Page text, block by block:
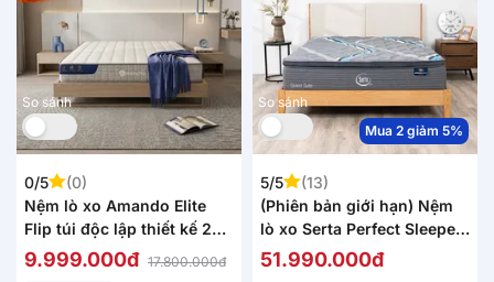
So sánh
0/5
(0)
Nệm lò xo Amando Elite
Flip túi độc lập thiết kế 2
mặt linh hoạt dày 24cm
9.999.000đ 17.800.000đ
So sánh
Mua 2 giảm 5%
5/5
(13)
(Phiên bản giới hạn) Nệm
lò xo Serta Perfect Sleeper
Grand Suite cao cấp kháng
51.990.000đ